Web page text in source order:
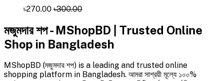
৳270.00 ৳300.00
মজুমদার শপ - MShopBD | Trusted Online
Shop in Bangladesh
MShopBD (মজুমদার শপ) is a leading and trusted online
shopping platform in Bangladesh. আমরা সাশ্রয়ী মূল্যে ১০০%